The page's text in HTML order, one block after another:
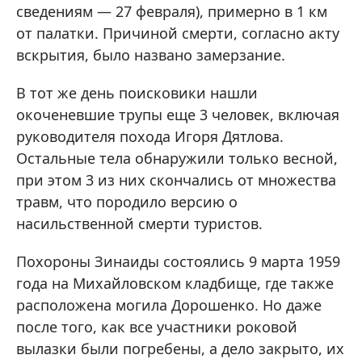
сведениям — 27 февраля), примерно в 1 км
от палатки. Причиной смерти, согласно акту
вскрытия, было названо замерзание.
В тот же день поисковики нашли
окоченевшие трупы еще 3 человек, включая
руководителя похода Игоря Дятлова.
Остальные тела обнаружили только весной,
при этом 3 из них скончались от множества
травм, что породило версию о
насильственной смерти туристов.
Похороны Зинаиды состоялись 9 марта 1959
года на Михайловском кладбище, где также
расположена могила Дорошенко. Но даже
после того, как все участники роковой
вылазки были погребены, а дело закрыто, их